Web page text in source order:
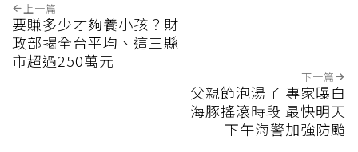
上一篇
要賺多少才夠養小孩？財
政部揭全台平均、這三縣
市超過250萬元
下一篇
父親節泡湯了 專家曝白
海豚搖滾時段 最快明天
下午海警加強防颱